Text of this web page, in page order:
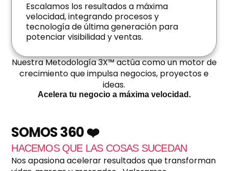
Escalamos los resultados a máxima
velocidad, integrando procesos y
tecnología de última generación para
potenciar visibilidad y ventas.
Nuestra Metodología 3X™ actúa como un motor de
crecimiento que impulsa negocios, proyectos e
ideas.
Acelera tu negocio a máxima velocidad.
SOMOS 360 ❤️
HACEMOS QUE LAS COSAS SUCEDAN
Nos apasiona acelerar resultados que transforman